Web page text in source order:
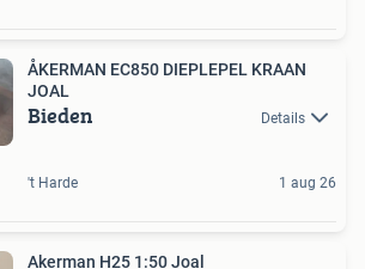
ÅKERMAN EC850 DIEPLEPEL KRAAN
JOAL
Bieden Details
't Harde 1 aug 26
Akerman H25 1:50 Joal